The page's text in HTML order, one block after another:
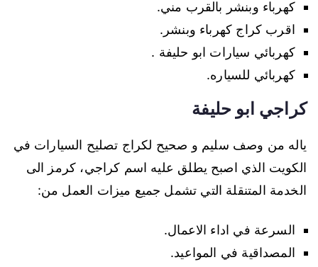
كهرباء وبنشر بالقرب مني.
اقرب كراج كهرباء وبنشر.
كهربائي سيارات ابو حليفة .
كهربائي للسياره.
كراجي ابو حليفة
ياله من وصف سليم و صحيح لكراج تصليح السيارات في
الكويت الذي اصبح يطلق عليه اسم كراجي، كرمز الى
الخدمة المتنقلة التي تشمل جميع ميزات العمل من:
السرعة في اداء الاعمال.
المصداقية في المواعيد.